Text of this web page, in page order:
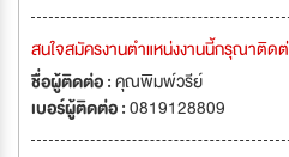
สนใจสมัครงานตำแหน่งงานนี้กรุณาติด
ชื่อผู้ติดต่อ :คุณพิมพ์วรีย์
เบอร์ผู้ติดต่อ :0819128809